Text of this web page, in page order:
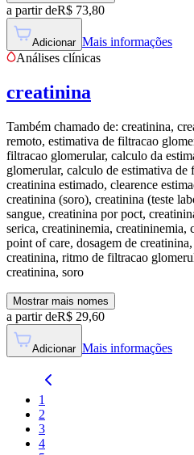
a partir deR$ 73,80
Adicionar Mais informações
Análises clínicas
creatinina
Também chamado de: creatinina,
remoto, estimativa de filtracao
filtracao glomerular, calculo da
glomerular, calculo de estimativa de
creatinina estimado, clearence
creatinina (soro), creatinina (teste
sangue, creatinina por poct,
serica, creatininemia, creatininemia,
point of care, dosagem de
creatinina, ritmo de filtracao
creatinina, soro
Mostrar mais nomes
a partir deR$ 29,60
Adicionar Mais informações
1
2
3
4